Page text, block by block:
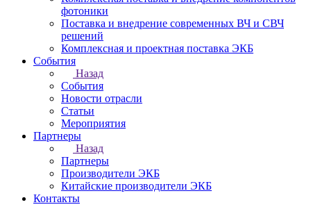
фотоники
Поставка и внедрение современных ВЧ и СВЧ
решений
Комплексная и проектная поставка ЭКБ
События
Назад
События
Новости отрасли
Статьи
Мероприятия
Партнеры
Назад
Партнеры
Производители ЭКБ
Китайские производители ЭКБ
Контакты